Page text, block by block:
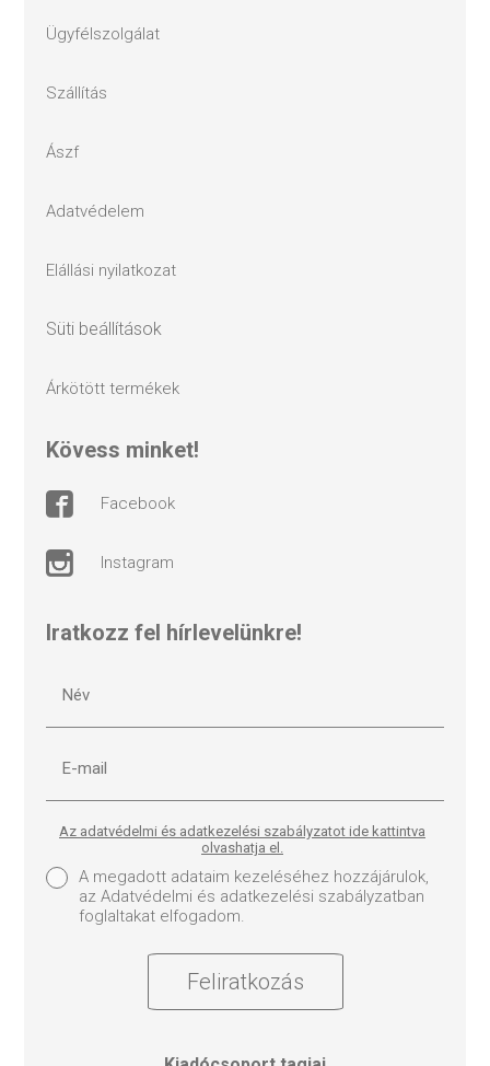
ügyfélszolgálat
szállítás
ászf
adatvédelem
elállási nyilatkozat
süti beállítások
árkötött termékek
kövess minket!
facebook
instagram
Iratkozz fel hírlevelünkre!
Az adatvédelmi és adatkezelési szabályzatot ide kattintva
olvashatja el.
A megadott adataim kezeléséhez hozzájárulok,
az Adatvédelmi és adatkezelési szabályzatban
foglaltakat elfogadom.
Feliratkozás